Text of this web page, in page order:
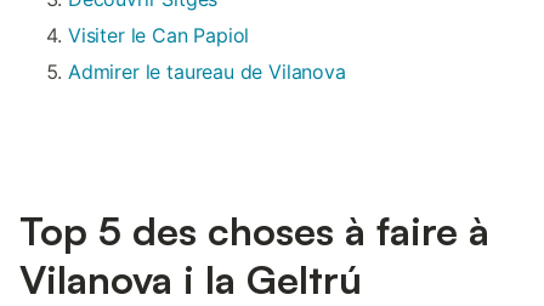
Visiter le Can Papiol
Admirer le taureau de Vilanova
Top 5 des choses à faire à
Vilanova i la Geltrú